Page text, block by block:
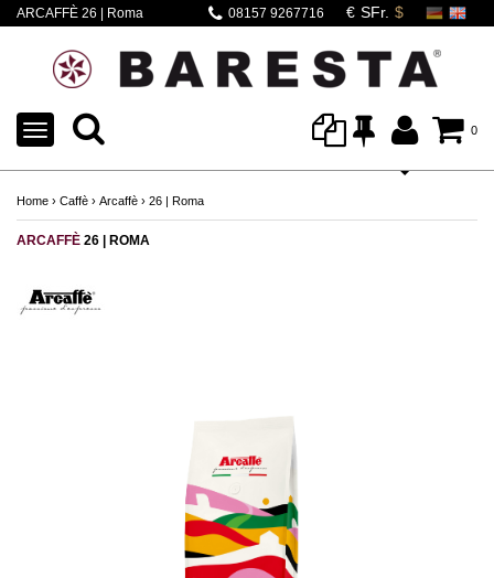
ARCAFFÈ 26 | Roma 08157 9267716
0
TOGGLE
NAVIGATION
Home › Caffè › Arcaffè › 26 | Roma
ARCAFFÈ 26 | ROMA